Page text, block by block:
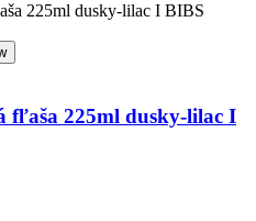
fľaša 225ml dusky-lilac I